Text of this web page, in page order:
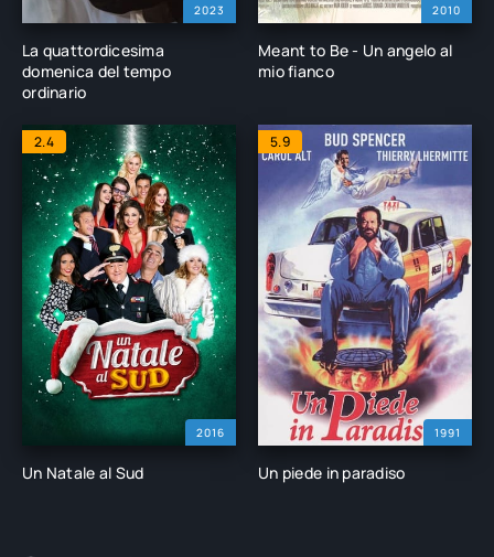
2023
La quattordicesima
domenica del tempo
ordinario
2010
Meant to Be - Un angelo al
mio fianco
2016
2.4
Un Natale al Sud
1991
5.9
Un piede in paradiso